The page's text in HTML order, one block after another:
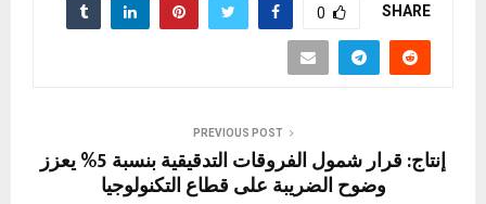
SHARE
0
PREVIOUS POST
إنتاج: قرار شمول الفروقات التدقيقية بنسبة 5% يعزز
وضوح الضريبة على قطاع التكنولوجيا